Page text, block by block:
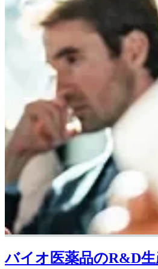
バイオ医薬品のR&D